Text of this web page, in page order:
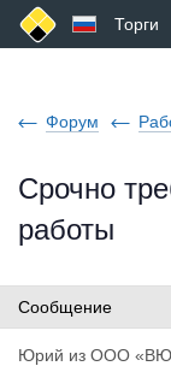
Торги
Форум
Срочно
работы
Сообщение
Юрий из ООО